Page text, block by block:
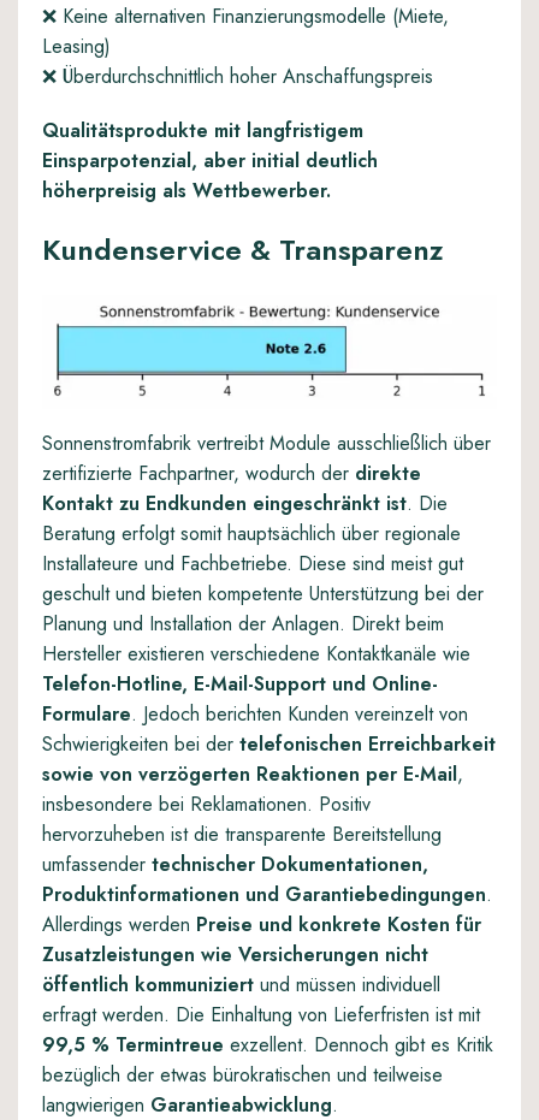
❌ Keine alternativen Finanzierungsmodelle (Miete,
Leasing)
❌ Überdurchschnittlich hoher Anschaffungspreis
Qualitätsprodukte mit langfristigem
Einsparpotenzial, aber initial deutlich
höherpreisig als Wettbewerber.
Kundenservice & Transparenz
Sonnenstromfabrik vertreibt Module ausschließlich über
zertifizierte Fachpartner, wodurch der direkte
Kontakt zu Endkunden eingeschränkt ist. Die
Beratung erfolgt somit hauptsächlich über regionale
Installateure und Fachbetriebe. Diese sind meist gut
geschult und bieten kompetente Unterstützung bei der
Planung und Installation der Anlagen. Direkt beim
Hersteller existieren verschiedene Kontaktkanäle wie
Telefon-Hotline, E-Mail-Support und Online-
Formulare. Jedoch berichten Kunden vereinzelt von
Schwierigkeiten bei der telefonischen Erreichbarkeit
sowie von verzögerten Reaktionen per E-Mail,
insbesondere bei Reklamationen. Positiv
hervorzuheben ist die transparente Bereitstellung
umfassender technischer Dokumentationen,
Produktinformationen und Garantiebedingungen.
Allerdings werden Preise und konkrete Kosten für
Zusatzleistungen wie Versicherungen nicht
öffentlich kommuniziert und müssen individuell
erfragt werden. Die Einhaltung von Lieferfristen ist mit
99,5 % Termintreue exzellent. Dennoch gibt es Kritik
bezüglich der etwas bürokratischen und teilweise
langwierigen Garantieabwicklung.